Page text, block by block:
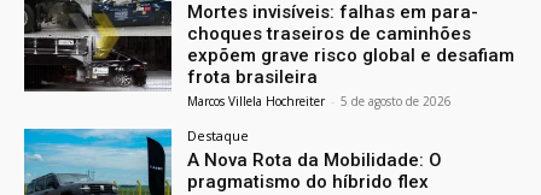
Mortes invisíveis: falhas em para-
choques traseiros de caminhões
expõem grave risco global e desafiam
frota brasileira
Marcos Villela Hochreiter - 5 de agosto de 2026
Destaque
A Nova Rota da Mobilidade: O
pragmatismo do híbrido flex